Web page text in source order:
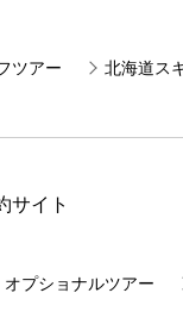
ツアー 北海道ス
サイト
オプショナルツアー